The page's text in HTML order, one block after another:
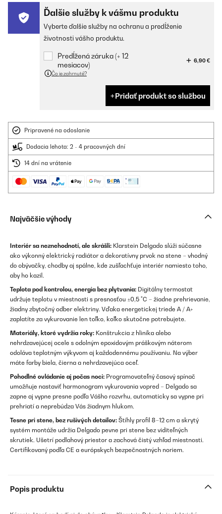
Ďalšie služby k vášmu produktu
Vyberte ďalšie služby na ochranu a predĺženie
životnosti vášho produktu.
Predĺžená záruka (+ 12
mesiacov)
6,90 €
Čo je zahrnuté?
Pridať produkt so službou
Pripravené na odoslanie
Dodacia lehota: 2 - 4 pracovných dní
14 dní na vrátenie
Najväčšie výhody
Interiér sa neznehodnotí, ale skrášli: Klarstein Delgado slúži súčasne
ako výkonný elektrický radiátor a dekoratívny prvok na stene – vhodný
do obývačky, chodby aj spálne, kde zušľachťuje interiér namiesto toho,
aby ho kazil.
Teplota pod kontrolou, energia bez plytvania: Digitálny termostat
udržuje teplotu v miestnosti s presnosťou ±0,5 °C – žiadne prehrievanie,
žiadny zbytočný odber elektriny. Vďaka energetickej triede A / A+
zaplatíte za vykurovanie len toľko, koľko skutočne potrebujete.
Materiály, ktoré vydržia roky: Konštrukcia z hliníka alebo
nehrdzavejúcej ocele s odolným epoxidovým práškovým náterom
odoláva teplotným výkyvom aj každodennému používaniu. Na výber
máte farby biela, čierna a nehrdzavejúca oceľ.
Pohodlné ovládanie aj počas noci: Programovateľný časový spínač
umožňuje nastaviť harmonogram vykurovania vopred – Delgado sa
zapne aj vypne presne podľa Vášho rozvrhu, automaticky sa vypne pri
prehriatí a neprebúdza Vás žiadnym hlukom.
Tesne pri stene, bez rušivých detailov: Štíhly profil 8–12 cm a skrytý
systém montáže udržia Delgado pevne pri stene bez viditeľných
skrutiek. Ušetrí podlahový priestor a zachová čistý vzhľad miestnosti.
Certifikovaný podľa CE a európskych bezpečnostných noriem.
Popis produktu